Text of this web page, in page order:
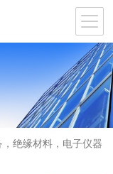
绝缘材料，电子仪器